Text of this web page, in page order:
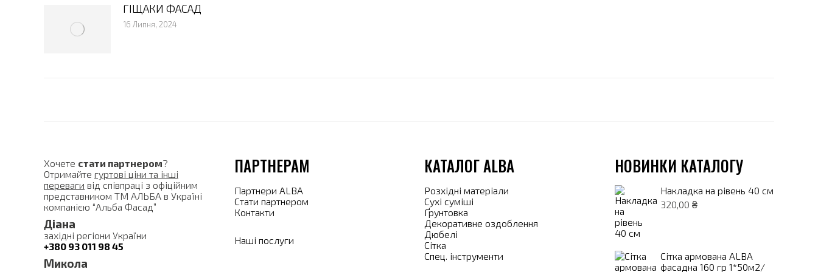
ГІЩАКИ ФАСАД
16 Липня, 2024
Хочете стати партнером?
Отримайте гуртові ціни та інші
переваги від співпраці з офіційним
представником ТМ АЛЬБА в Україні
компанією “Альба Фасад”
Діана
західні регіони України
+380 93 011 98 45
Микола
ПАРТНЕРАМ
Партнери ALBA
Стати партнером
Контакти
Наші послуги
КАТАЛОГ ALBA
Розхідні матеріали
Сухі суміші
Ґрунтовка
Декоративне оздоблення
Дюбелі
Сітка
Спец. інструменти
НОВИНКИ КАТАЛОГУ
Накладка на рівень 40 см
320,00 ₴
Сітка армована ALBA
фасадна 160 гр 1*50м2/